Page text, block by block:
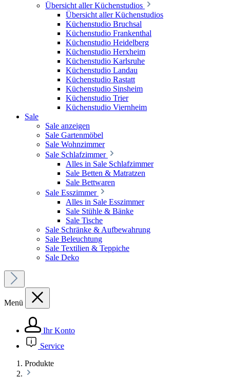
Übersicht aller Küchenstudios
Übersicht aller Küchenstudios
Küchenstudio Bruchsal
Küchenstudio Frankenthal
Küchenstudio Heidelberg
Küchenstudio Herxheim
Küchenstudio Karlsruhe
Küchenstudio Landau
Küchenstudio Rastatt
Küchenstudio Sinsheim
Küchenstudio Trier
Küchenstudio Viernheim
Sale
Sale anzeigen
Sale Gartenmöbel
Sale Wohnzimmer
Sale Schlafzimmer
Alles in Sale Schlafzimmer
Sale Betten & Matratzen
Sale Bettwaren
Sale Esszimmer
Alles in Sale Esszimmer
Sale Stühle & Bänke
Sale Tische
Sale Schränke & Aufbewahrung
Sale Beleuchtung
Sale Textilien & Teppiche
Sale Deko
Menü
Ihr Konto
Service
Produkte